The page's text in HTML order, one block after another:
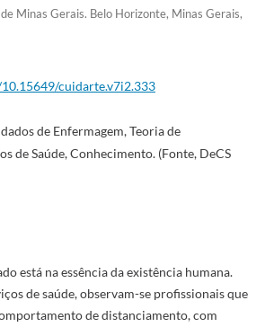
Minas Gerais. Belo Horizonte, Minas Gerais,
cuidarte.v7i2.333
de Enfermagem, Teoria de
de Saúde, Conhecimento. (Fonte, DeCS
está na essência da existência humana.
de saúde, observam-se profissionais que
de distanciamento, com